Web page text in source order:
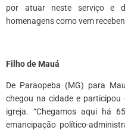
por atuar neste serviço e
homenagens como vem
Filho de Mauá
De Paraopeba (MG) para
chegou na cidade e
igreja. “Chegamos aqui há
emancipação político-